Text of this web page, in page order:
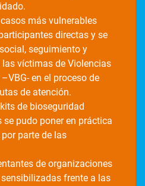
más vulnerables
directas y se
seguimiento y
víctimas de Violencias
en el proceso de
de atención.
de bioseguridad
pudo poner en práctica
parte de las
de organizaciones
frente a las